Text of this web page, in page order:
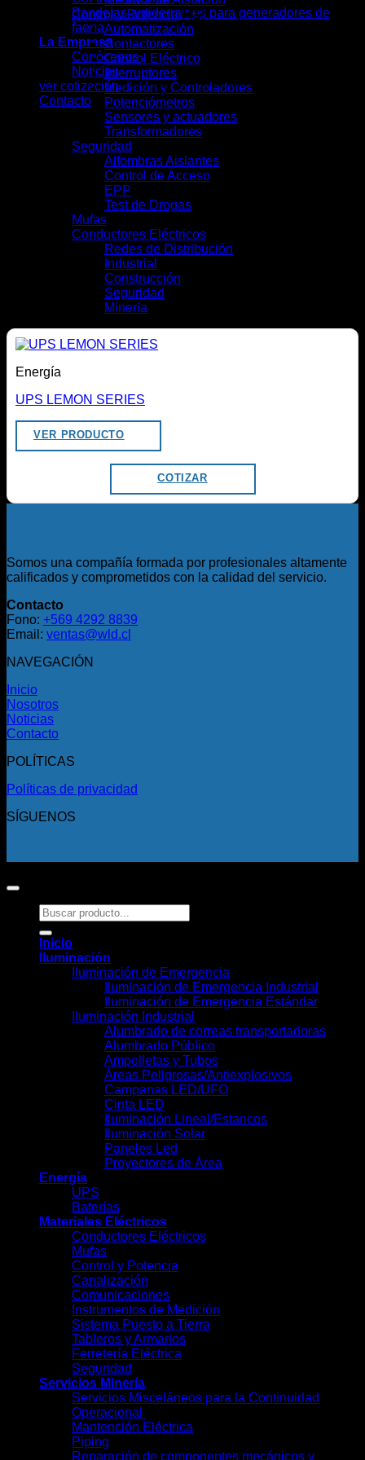
Bandejas antiderrames para generadores de
faena
La Empresa
Conócenos
Noticias
ver cotización
Contacto
Control y Potencia (41)
Automatización
Contactores
Control Eléctrico
Interruptores
Medición y Controladores
Potenciómetros
Sensores y actuadores
Transformadores
Seguridad
Alfombras Aislantes
Control de Acceso
EPP
Test de Drogas
Mufas
Conductores Eléctricos
Redes de Distribución
Industrial
Construcción
Seguridad
Minería
Energía
UPS LEMON SERIES
VER PRODUCTO
COTIZAR
Somos una compañía formada por profesionales altamente
calificados y comprometidos con la calidad del servicio.
Contacto
Fono: +569 4292 8839
Email: ventas@wld.cl
NAVEGACIÓN
Inicio
Nosotros
Noticias
Contacto
POLÍTICAS
Políticas de privacidad
SÍGUENOS
Buscar
por:
Inicio
Iluminación
Iluminación de Emergencia
Iluminación de Emergencia Industrial
Iluminación de Emergencia Estándar
Iluminación Industrial
Alumbrado de correas transportadoras
Alumbrado Público
Ampolletas y Tubos
Áreas Peligrosas/Antiexplosivos
Campanas LED/UFO
Cinta LED
Iluminación Lineal/Estancos
Iluminación Solar
Paneles Led
Proyectores de Área
Energía
UPS
Baterías
Materiales Eléctricos
Conductores Eléctricos
Mufas
Control y Potencia
Canalización
Comunicaciones
Instrumentos de Medición
Sistema Puesto a Tierra
Tableros y Armarios
Ferretería Eléctrica
Seguridad
Servicios Minería
Servicios Misceláneos para la Continuidad
Operacional
Mantención Eléctrica
Piping
Reparación de componentes mecánicos y